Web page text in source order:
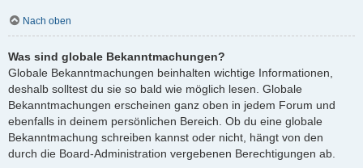
Nach oben
Was sind globale Bekanntmachungen?
Globale Bekanntmachungen beinhalten wichtige Informationen,
deshalb solltest du sie so bald wie möglich lesen. Globale
Bekanntmachungen erscheinen ganz oben in jedem Forum und
ebenfalls in deinem persönlichen Bereich. Ob du eine globale
Bekanntmachung schreiben kannst oder nicht, hängt von den
durch die Board-Administration vergebenen Berechtigungen ab.